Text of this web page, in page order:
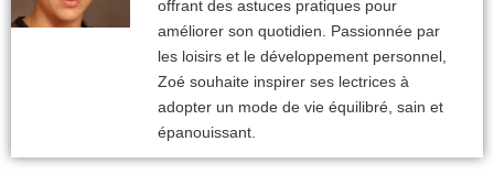
offrant des astuces pratiques pour
améliorer son quotidien. Passionnée par
les loisirs et le développement personnel,
Zoé souhaite inspirer ses lectrices à
adopter un mode de vie équilibré, sain et
épanouissant.